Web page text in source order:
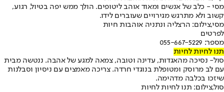
מסי - כלב של אנשים ומאוד אוהב ליטופים. הולך ממש יפה בטיול, רגוע,
קשוב ולא מתרגש מגירויים שעוברים לידו.
מסי,צילום: הרצליה ונתניה אוהבות חיות
לפרטים
מספר: 055-667-5229
תנו לחיות לחיות
סול- נסיכה מהאגדות, עדינה וטובה, צמאה למגע של אהבה. ננטשה מבית
עם לב מרוסק ומטופלת בנוגדי חרדה. צריכה מאמצים עם ניסיון וסבלנות
שיזכו בכלבה מדהימה.
סול,צילום: תנו לחיות לחיות